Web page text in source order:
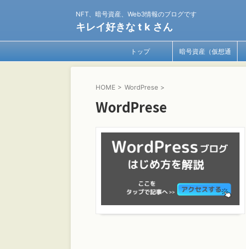
NFT、暗号資産、Web3情報のブログです
キレイ好きな t k さん
トップ 暗号資産（仮想通
HOME > WordPrese >
WordPrese